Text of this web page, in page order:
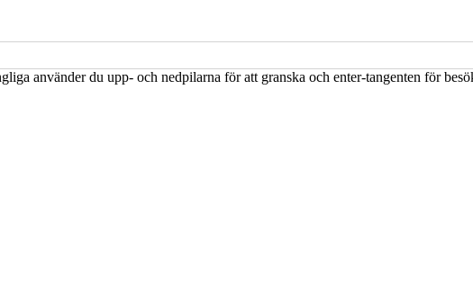
använder du upp- och nedpilarna för att granska och enter-tangenten för